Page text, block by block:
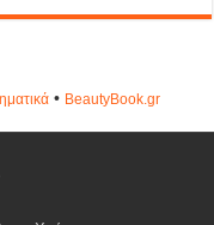
• ΒeautyΒook.gr